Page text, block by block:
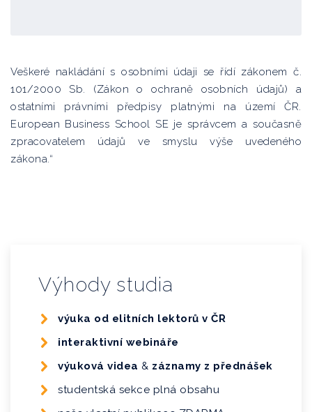
Veškeré nakládání s osobními údaji se řídí zákonem č.
101/2000 Sb. (Zákon o ochraně osobních údajů) a
ostatními právními předpisy platnými na území ČR.
European Business School SE je správcem a současně
zpracovatelem údajů ve smyslu výše uvedeného
zákona.“
Výhody studia
výuka od elitních lektorů v ČR
interaktivní webináře
výuková videa & záznamy z přednášek
studentská sekce plná obsahu